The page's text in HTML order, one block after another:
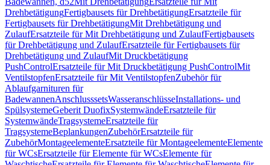
DrehbetätigungFertigbausets für DrehbetätigungErsatzteile für
Fertigbausets für DrehbetätigungMit Drehbetätigung und
ZulaufErsatzteile für Mit Drehbetätigung und ZulaufFertigbausets
für Drehbetätigung und ZulaufErsatzteile für Fertigbausets für
Drehbetätigung und ZulaufMit Druckbetätigung
PushControlErsatzteile für Mit Druckbetätigung PushControlMit
VentilstopfenErsatzteile für Mit VentilstopfenZubehör für
Ablaufgarnituren für
BadewannenAnschlusssetsWasseranschlüsseInstallations- und
SpülsystemeGeberit DuofixSystemwändeErsatzteile für
SystemwändeTragsystemeErsatzteile für
TragsystemeBeplankungenZubehörErsatzteile für
ZubehörMontageelementeErsatzteile für MontageelementeElemente
für WCsErsatzteile für Elemente für WCsElemente für